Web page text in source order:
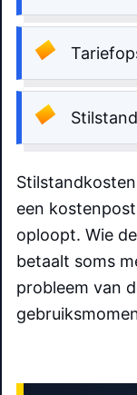
een
oploopt. Wie
betaalt soms
probleem van